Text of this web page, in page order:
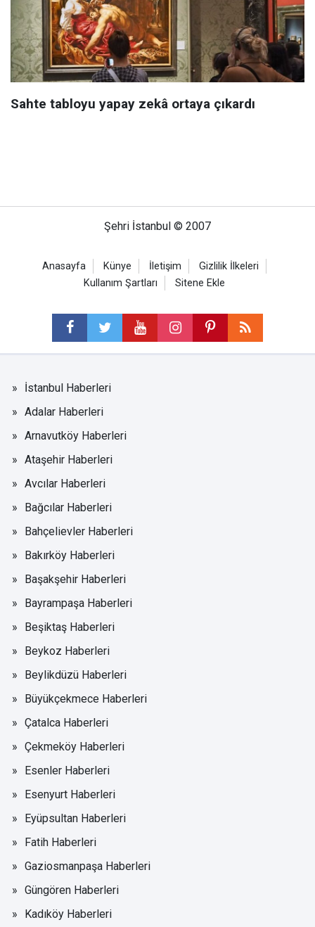
Sahte tabloyu yapay zekâ ortaya çıkardı
Şehri İstanbul © 2007
Anasayfa Künye İletişim
Gizlilik İlkeleri
Kullanım Şartları
Sitene Ekle
İstanbul Haberleri
Adalar Haberleri
Arnavutköy Haberleri
Ataşehir Haberleri
Avcılar Haberleri
Bağcılar Haberleri
Bahçelievler Haberleri
Bakırköy Haberleri
Başakşehir Haberleri
Bayrampaşa Haberleri
Beşiktaş Haberleri
Beykoz Haberleri
Beylikdüzü Haberleri
Büyükçekmece Haberleri
Çatalca Haberleri
Çekmeköy Haberleri
Esenler Haberleri
Esenyurt Haberleri
Eyüpsultan Haberleri
Fatih Haberleri
Gaziosmanpaşa Haberleri
Güngören Haberleri
Kadıköy Haberleri